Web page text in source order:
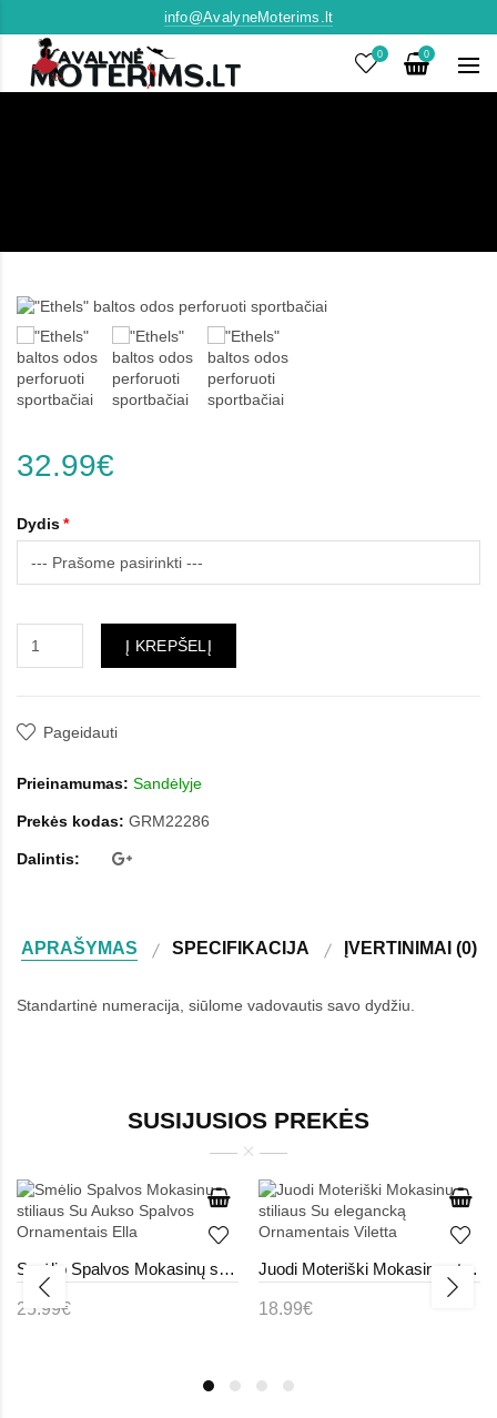
info@AvalyneMoterims.lt
0 0
32.99€
Dydis
Į KREPŠELĮ
Pageidauti
Prieinamumas: Sandėlyje
Prekės kodas: GRM22286
Dalintis:
APRAŠYMAS SPECIFIKACIJA ĮVERTINIMAI (0)
Standartinė numeracija, siūlome vadovautis savo dydžiu.
SUSIJUSIOS PREKĖS
Smėlio Spalvos Mokasinų stiliaus Su Aukso Spalvos Ornamentais Ella
25.99€
Juodi Moteriški Mokasinų stiliaus Su elegancką Ornamentais Viletta
18.99€